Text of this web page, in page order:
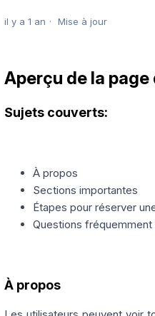
il y a 1 an Mise à jour
Aperçu de la
Sujets couverts:
À propos
Sections importantes
Étapes pour réserver
Questions
À propos